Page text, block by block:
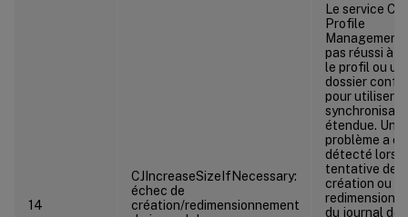
14
CJIncreaseSizeIfNecessary:
échec de
création/redimensionnement
Le service
Profile
Management
pas réussi à
le profil ou un
dossier
pour utiliser la
étendue. Un
problème a
détecté lors
tentative de
création ou
du journal de